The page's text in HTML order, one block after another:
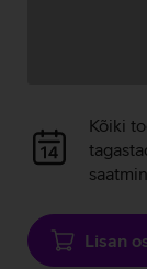
Andmete
laadimine
Kõiki
Lisan